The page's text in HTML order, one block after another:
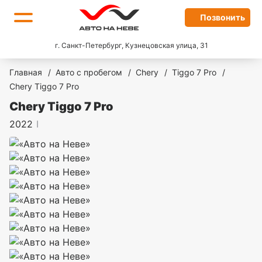
г. Санкт-Петербург, Кузнецовская улица, 31
Позвонить
Главная / Авто с пробегом / Chery / Tiggo 7 Pro
/
Chery Tiggo 7 Pro
Chery Tiggo 7 Pro
2022 I